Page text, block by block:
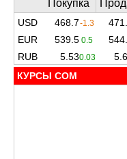
КУРСЫ COM